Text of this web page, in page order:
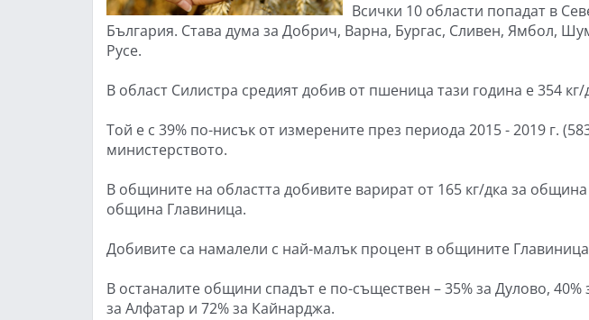
Всички 10 области попадат в
България. Става дума за Добрич, Варна, Бургас, Сливен, Ямбол,
Русе.
В област Силистра средият добив от пшеница тази година е 354 кг/
Той е с 39% по-нисък от измерените през периода 2015 - 2019 г.
министерството.
В общините на областта добивите варират от 165 кг/дка за
община Главиница.
Добивите са намалели с най-малък процент в общините Главиница
В останалите общини спадът е по-съществен – 35% за Дулово, 40%
за Алфатар и 72% за Кайнарджа.